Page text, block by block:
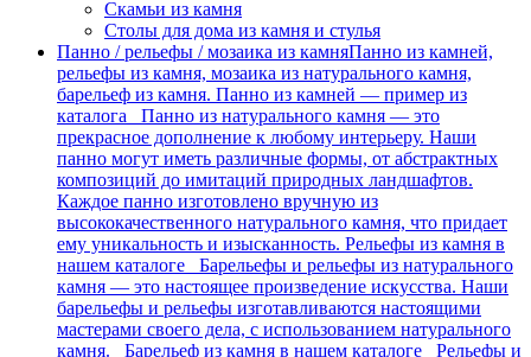
Скамьи из камня
Столы для дома из камня и стулья
Панно / рельефы / мозаика из камняПанно из камней,
рельефы из камня, мозаика из натурального камня,
барельеф из камня. Панно из камней — пример из
каталога Панно из натурального камня — это
прекрасное дополнение к любому интерьеру. Наши
панно могут иметь различные формы, от абстрактных
композиций до имитаций природных ландшафтов.
Каждое панно изготовлено вручную из
высококачественного натурального камня, что придает
ему уникальность и изысканность. Рельефы из камня в
нашем каталоге Барельефы и рельефы из натурального
камня — это настоящее произведение искусства. Наши
барельефы и рельефы изготавливаются настоящими
мастерами своего дела, с использованием натурального
камня. Барельеф из камня в нашем каталоге Рельефы и